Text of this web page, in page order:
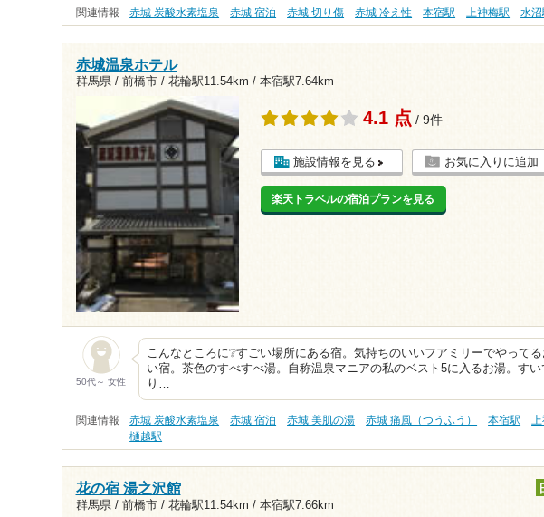
関連情報 赤城 炭酸水素塩泉 赤城 宿泊 赤城 切り傷 赤城 冷え性 本宿駅 上神梅駅 水沼
赤城温泉ホテル
群馬県 / 前橋市 / 花輪駅11.54km / 本宿駅7.64km
4.1 点 / 9件
施設情報を見る お気に入りに追加
楽天トラベルの宿泊プランを見る
50代～ 女性
こんなところに❔すごい場所にある宿。気持ちのいいフアミリーでやって
い宿。茶色のすべすべ湯。自称温泉マニアの私のベスト5に入るお湯。すい
り…
関連情報 赤城 炭酸水素塩泉 赤城 宿泊 赤城 美肌の湯 赤城 痛風（つうふう） 本宿駅 上
樋越駅
花の宿 湯之沢館
群馬県 / 前橋市 / 花輪駅11.54km / 本宿駅7.66km